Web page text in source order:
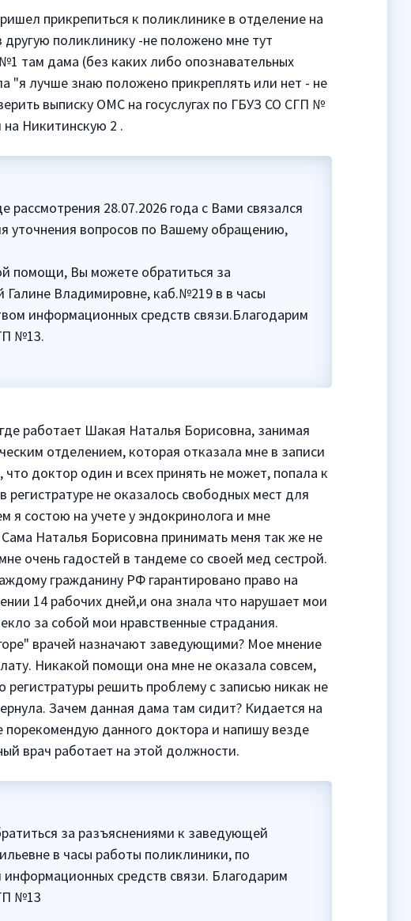
прикрепиться к поликлинике в отделение на
поликлинику -не положено мне тут
там дама (без каких либо опознавательных
"я лучше знаю положено прикреплять или нет - не
выписку ОМС на госуслугах по ГБУЗ СО СГП №
на Никитинскую 2 .
28.07.2026 года с Вами связался
уточнения вопросов по Вашему обращению,
помощи, Вы можете обратиться за
Владимировне, каб.№219 в в часы
информационных средств связи.Благодарим
№13.
работает Шакая Наталья Борисовна, занимая
отделением, которая отказала мне в записи
доктор один и всех принять не может, попала к
регистратуре не оказалось свободных мест для
я состою на учете у эндокринолога и мне
Наталья Борисовна принимать меня так же не
очень гадостей в тандеме со своей мед сестрой.
гражданину РФ гарантировано право на
14 рабочих дней,и она знала что нарушает мои
за собой мои нравственные страдания.
врачей назначают заведующими? Мое мнение
Никакой помощи она мне не оказала совсем,
решить проблему с записью никак не
Зачем данная дама там сидит? Кидается на
данного доктора и напишу везде
врач работает на этой должности.
за разъяснениями к заведующей
в часы работы поликлиники, по
средств связи. Благодарим
№13